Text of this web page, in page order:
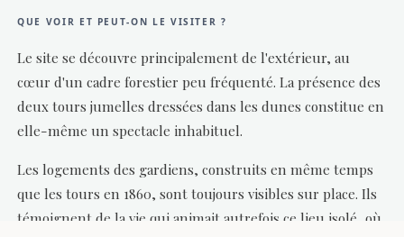
QUE VOIR ET PEUT-ON LE VISITER ?
Le site se découvre principalement de l'extérieur, au
cœur d'un cadre forestier peu fréquenté. La présence des
deux tours jumelles dressées dans les dunes constitue en
elle-même un spectacle inhabituel.
Les logements des gardiens, construits en même temps
que les tours en 1860, sont toujours visibles sur place. Ils
témoignent de la vie qui animait autrefois ce lieu isolé, où